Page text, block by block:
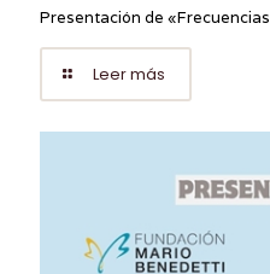
Presentación de
Leer más